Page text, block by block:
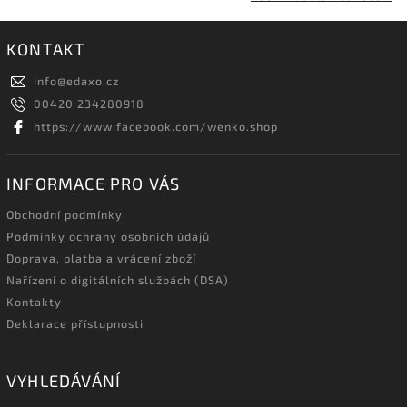
KONTAKT
info@edaxo.cz
00420 234280918
https://www.facebook.com/wenko.shop
INFORMACE PRO VÁS
Obchodní podmínky
Podmínky ochrany osobních údajů
Doprava, platba a vrácení zboží
Nařízení o digitálních službách (DSA)
Kontakty
Deklarace přístupnosti
VYHLEDÁVÁNÍ